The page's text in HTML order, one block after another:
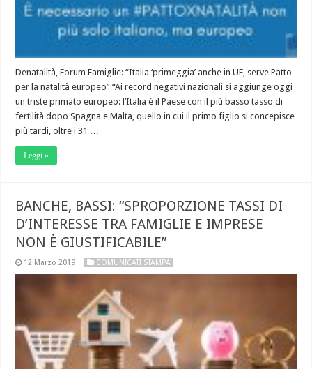
Denatalità, Forum Famiglie: “Italia ‘primeggia’ anche in UE, serve Patto
per la natalità europeo” “Ai record negativi nazionali si aggiunge oggi
un triste primato europeo: l’Italia è il Paese con il più basso tasso di
fertilità dopo Spagna e Malta, quello in cui il primo figlio si concepisce
più tardi, oltre i 31 …
Leggi »
BANCHE, BASSI: “SPROPORZIONE TASSI DI
D’INTERESSE TRA FAMIGLIE E IMPRESE
NON È GIUSTIFICABILE”
12 Marzo 2019 COMUNICATI STAMPA